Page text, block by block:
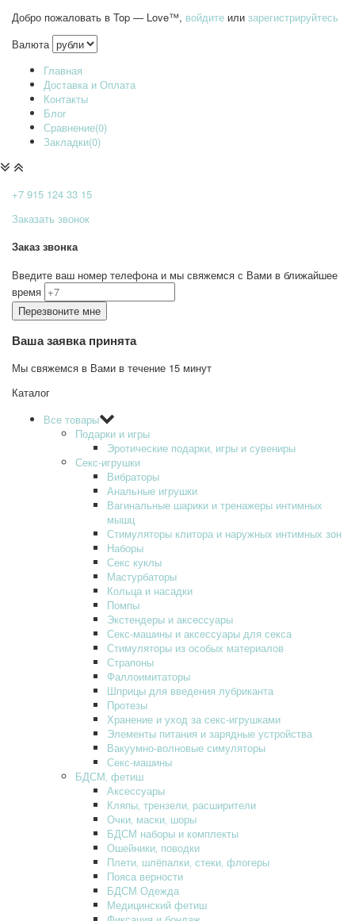
Добро пожаловать в Top — Love™, войдите или зарегистрируйтесь
Валюта
Главная
Доставка и Оплата
Контакты
Блог
Сравнение(0)
Закладки(0)
+7 915 124 33 15
Заказать звонок
Заказ звонка
Введите ваш номер телефона и мы свяжемся с Вами в ближайшее
время
Ваша заявка принята
Мы свяжемся в Вами в течение 15 минут
Каталог
Все товары
Подарки и игры
Эротические подарки‚ игры и сувениры
Секс-игрушки
Вибраторы
Анальные игрушки
Вагинальные шарики и тренажеры интимных
мышц
Стимуляторы клитора и наружных интимных зон
Наборы
Секс куклы
Мастурбаторы
Кольца и насадки
Помпы
Экстендеры и аксессуары
Секс-машины и аксессуары для секса
Стимуляторы из особых материалов
Страпоны
Фаллоимитаторы
Шприцы для введения лубриканта
Протезы
Хранение и уход за секс-игрушками
Элементы питания и зарядные устройства
Вакуумно-волновые симуляторы
Секс-машины
БДСМ‚ фетиш
Аксессуары
Кляпы‚ трензели‚ расширители
Очки‚ маски‚ шоры
БДСМ наборы и комплекты
Ошейники‚ поводки
Плети‚ шлёпалки‚ стеки‚ флогеры
Пояса верности
БДСМ Одежда
Медицинский фетиш